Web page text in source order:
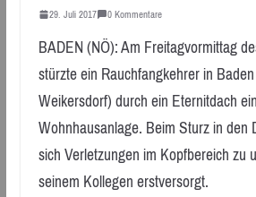
29. Juli 2017 0 Kommentare
BADEN (NÖ): Am Freitagvormittag
stürzte ein Rauchfangkehrer in
Weikersdorf) durch ein Eternitdach
Wohnhausanlage. Beim Sturz in den
sich Verletzungen im Kopfbereich zu
seinem Kollegen erstversorgt.